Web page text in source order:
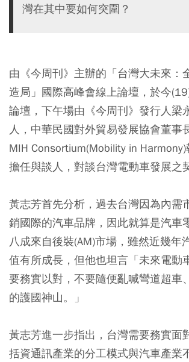
灣在其中要如何突圍？
由《今周刊》主辦的「台灣大未來：
造局」國際高峰會線上論壇，於今
論壇，下午場由《今周刊》發行人梁
人，中華民國對外貿易發展協會董事
MIH Consortium(Mobility in
擔任與談人，對談台灣電動車發展之
黃志芳首先分析，過去台灣因為內需
銷國際的汽車品牌，因此就算是汽車
八成來自後裝(AM)市場，雖然近幾年
值有所成長，但他也坦言「未來電動
要務實以對，不要隨便亂喊彎道超車
的護國神山。」
黃志芳進一步指出，台灣需要務實面
括資通訊產業的分工模式與汽車產業